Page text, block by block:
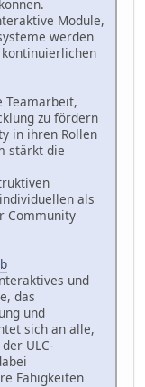
Module,
werden
Teamarbeit,
zu fördern
in ihren Rollen
stärkt die
als
Community
und
das
und
sich an alle,
ULC-
Fähigkeiten